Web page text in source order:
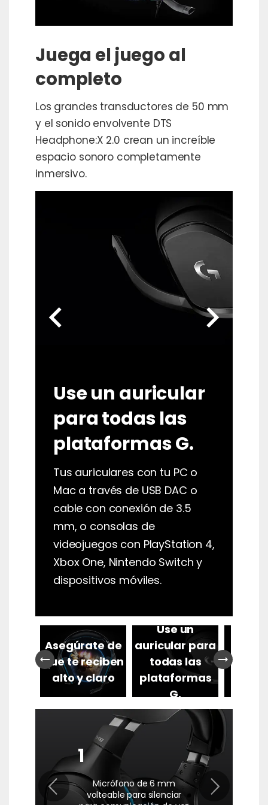
Juega el juego al
completo
Los grandes transductores de 50 mm
y el sonido envolvente DTS
Headphone:X 2.0 crean un increíble
espacio sonoro completamente
inmersivo.
Use un auricular
para todas las
plataformas G.
Tus auriculares con tu PC o
Mac a través de USB DAC o
cable con conexión de 3.5
mm, o consolas de
videojuegos con PlayStation 4,
Xbox One, Nintendo Switch y
dispositivos móviles.
chevron_left chevron_right
Asegúrate de
que te reciben
alto y claro
Use un
auricular para
todas las
plataformas
G.
arrow_right_alt arrow_right_alt
1
Micrófono de 6 mm
volteable para silenciar